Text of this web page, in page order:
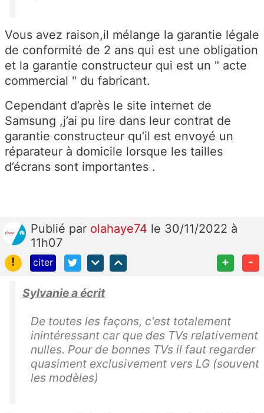
Vous avez raison,il mélange la garantie légale
de conformité de 2 ans qui est une obligation
et la garantie constructeur qui est un " acte
commercial " du fabricant.
Cependant d’après le site internet de
Samsung ,j’ai pu lire dans leur contrat de
garantie constructeur qu’il est envoyé un
réparateur à domicile lorsque les tailles
d’écrans sont importantes .
Publié par olahaye74 le 30/11/2022 à
11h07
!
citer + -
Sylvanie a écrit
De toutes les façons, c'est totalement
inintéressant car que des TVs relativement
nulles. Pour de bonnes TVs il faut regarder
quasiment exclusivement vers LG (souvent
les modèles)